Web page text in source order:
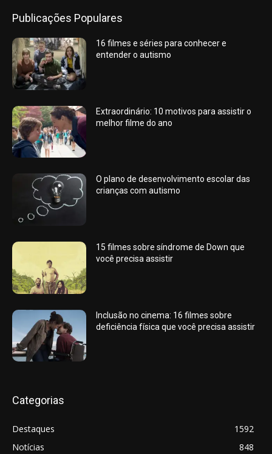
Publicações Populares
16 filmes e séries para conhecer e
entender o autismo
Extraordinário: 10 motivos para assistir o
melhor filme do ano
O plano de desenvolvimento escolar das
crianças com autismo
15 filmes sobre síndrome de Down que
você precisa assistir
Inclusão no cinema: 16 filmes sobre
deficiência física que você precisa assistir
Categorias
Destaques
1592
Notícias
848